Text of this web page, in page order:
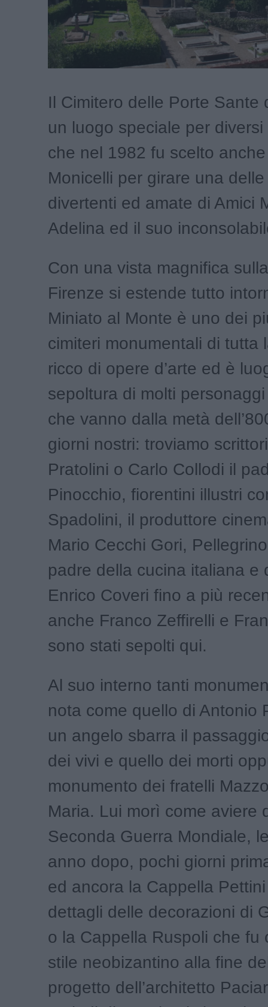
Il Cimitero delle Porte Sante
un luogo speciale per diversi
che nel 1982 fu scelto
Monicelli per girare una
divertenti ed amate di Amici
Adelina ed il suo
Con una vista magnifica
Firenze si estende tutto
Miniato al Monte è uno dei
cimiteri monumentali di tutta
ricco di opere d’arte ed è
sepoltura di molti
che vanno dalla metà
giorni nostri: troviamo
Pratolini o Carlo Collodi il
Pinocchio, fiorentini illustri
Spadolini, il produttore
Mario Cecchi Gori,
padre della cucina italiana e
Enrico Coveri fino a più
anche Franco Zeffirelli e
sono stati sepolti qui.
Al suo interno tanti
nota come quello di Antonio
un angelo sbarra il
dei vivi e quello dei morti
monumento dei fratelli
Maria. Lui morì come aviere
Seconda Guerra Mondiale,
anno dopo, pochi giorni
ed ancora la Cappella
dettagli delle decorazioni di
o la Cappella Ruspoli che fu
stile neobizantino alla fine
progetto dell’architetto